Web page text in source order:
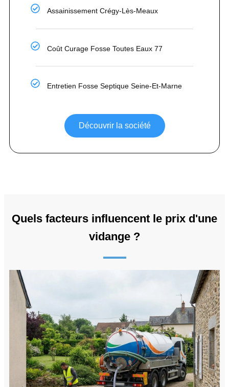
Assainissement Crégy-Lès-Meaux
Coût Curage Fosse Toutes Eaux 77
Entretien Fosse Septique Seine-Et-Marne
Découvrir la société
Quels facteurs influencent le prix d'une
vidange ?